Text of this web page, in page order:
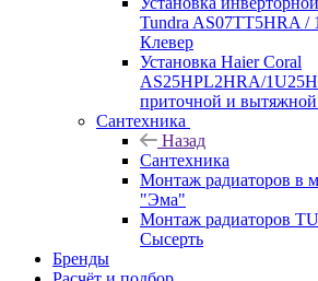
Tundra AS07TT5HRA
Клевер
Установка Haier Coral
AS25HPL2HRA/
приточной и
Сантехника
Назад
Сантехника
Монтаж радиаторов в
"Эма"
Монтаж радиаторов
Сысерть
Бренды